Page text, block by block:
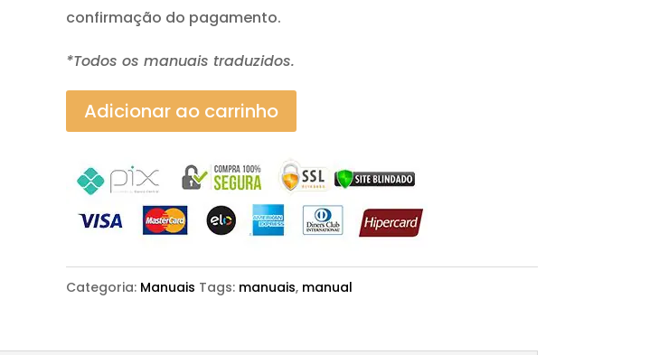
confirmação do pagamento.
*Todos os manuais traduzidos.
Adicionar ao carrinho
Categoria: Manuais Tags: manuais, manual